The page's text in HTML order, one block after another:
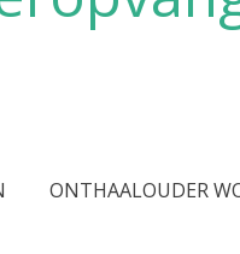
ONTHAALOUDER